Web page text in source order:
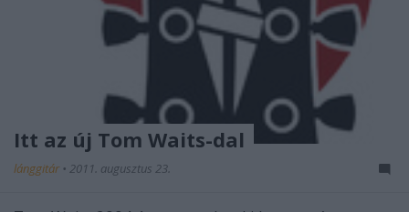
Itt az új Tom Waits-dal
lánggitár • 2011. augusztus 23.